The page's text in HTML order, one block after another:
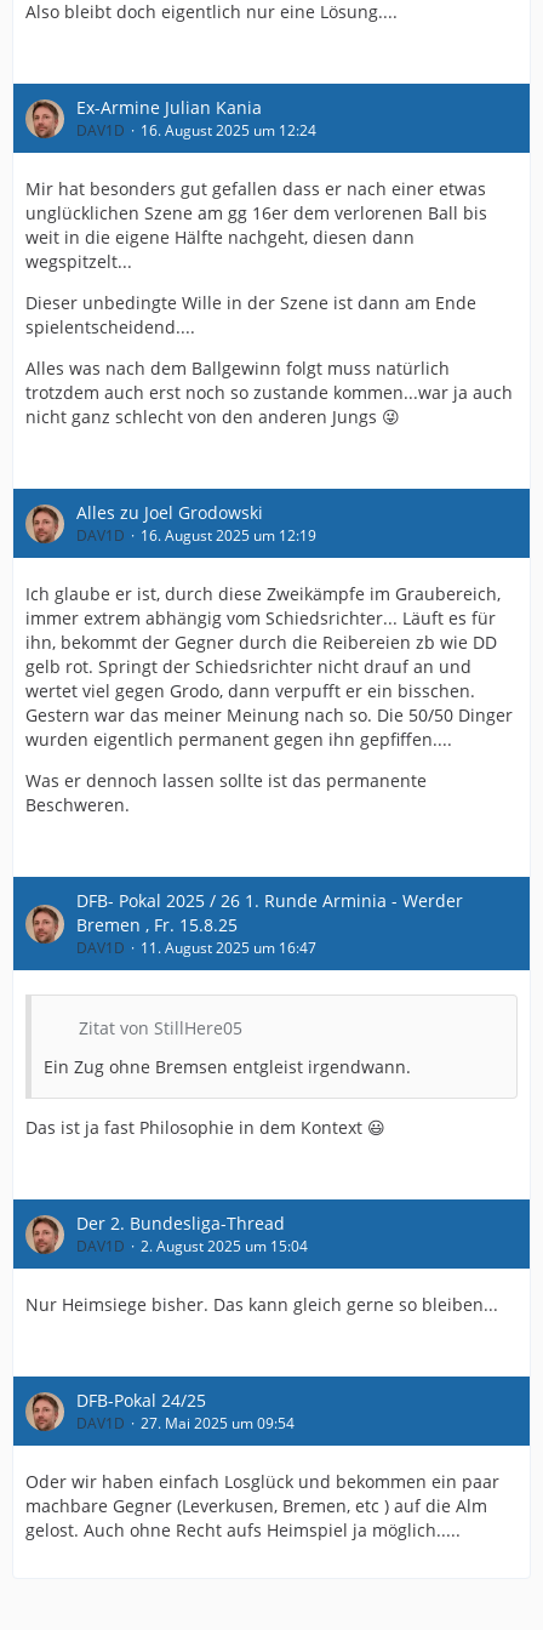
Und das alles berücksichtigt noch nicht den sportlichen
Will heißen: Mach es Mutzel!
Also bleibt doch eigentlich nur eine Lösung....
Ex-Armine Julian Kania
DAV1D 16. August 2025 um 12:24
Mir hat besonders gut gefallen dass er nach einer etwas
unglücklichen Szene am gg 16er dem verlorenen Ball bis
weit in die eigene Hälfte nachgeht, diesen dann
wegspitzelt...
Dieser unbedingte Wille in der Szene ist dann am Ende
spielentscheidend....
Alles was nach dem Ballgewinn folgt muss natürlich
trotzdem auch erst noch so zustande kommen...war ja auch
nicht ganz schlecht von den anderen Jungs 😜
Alles zu Joel Grodowski
DAV1D 16. August 2025 um 12:19
Ich glaube er ist, durch diese Zweikämpfe im Graubereich,
immer extrem abhängig vom Schiedsrichter... Läuft es für
ihn, bekommt der Gegner durch die Reibereien zb wie DD
gelb rot. Springt der Schiedsrichter nicht drauf an und
wertet viel gegen Grodo, dann verpufft er ein bisschen.
Gestern war das meiner Meinung nach so. Die 50/50 Dinger
wurden eigentlich permanent gegen ihn gepfiffen....
Was er dennoch lassen sollte ist das permanente
Beschweren.
DFB- Pokal 2025 / 26 1. Runde Arminia - Werder
Bremen , Fr. 15.8.25
DAV1D 11. August 2025 um 16:47
Zitat von StillHere05
Ein Zug ohne Bremsen entgleist irgendwann.
Das ist ja fast Philosophie in dem Kontext 😃
Der 2. Bundesliga-Thread
DAV1D 2. August 2025 um 15:04
Nur Heimsiege bisher. Das kann gleich gerne so bleiben...
DFB-Pokal 24/25
DAV1D 27. Mai 2025 um 09:54
Oder wir haben einfach Losglück und bekommen ein paar
machbare Gegner (Leverkusen, Bremen, etc ) auf die Alm
gelost. Auch ohne Recht aufs Heimspiel ja möglich.....